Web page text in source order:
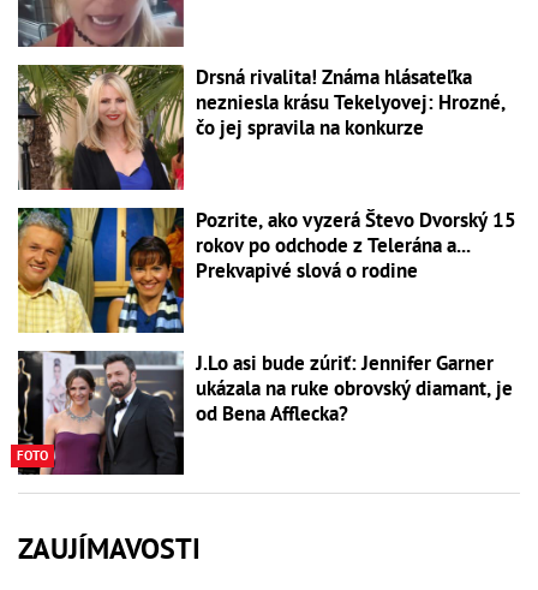
Drsná rivalita! Známa hlásateľka
nezniesla krásu Tekelyovej: Hrozné,
čo jej spravila na konkurze
Pozrite, ako vyzerá Števo Dvorský 15
rokov po odchode z Telerána a...
Prekvapivé slová o rodine
FOTO
J.Lo asi bude zúriť: Jennifer Garner
ukázala na ruke obrovský diamant, je
od Bena Afflecka?
ZAUJÍMAVOSTI